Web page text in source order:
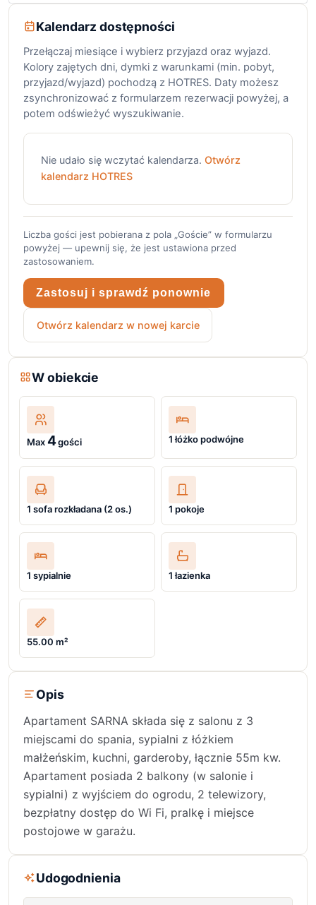
Kalendarz dostępności
Przełączaj miesiące i wybierz przyjazd oraz wyjazd.
Kolory zajętych dni, dymki z warunkami (min. pobyt,
przyjazd/wyjazd) pochodzą z HOTRES. Daty możesz
zsynchronizować z formularzem rezerwacji powyżej, a
potem odświeżyć wyszukiwanie.
Nie udało się wczytać kalendarza. Otwórz
kalendarz HOTRES
Liczba gości jest pobierana z pola „Goście” w formularzu
powyżej — upewnij się, że jest ustawiona przed
zastosowaniem.
Zastosuj i sprawdź ponownie
Otwórz kalendarz w nowej karcie
W obiekcie
Max 4gości 1 łóżko podwójne
1 sofa rozkładana (2 os.) 1 pokoje
1 sypialnie 1 łazienka
55.00 m²
Opis
Apartament SARNA składa się z salonu z 3
miejscami do spania, sypialni z łóżkiem
małżeńskim, kuchni, garderoby, łącznie 55m kw.
Apartament posiada 2 balkony (w salonie i
sypialni) z wyjściem do ogrodu, 2 telewizory,
bezpłatny dostęp do Wi Fi, pralkę i miejsce
postojowe w garażu.
Udogodnienia